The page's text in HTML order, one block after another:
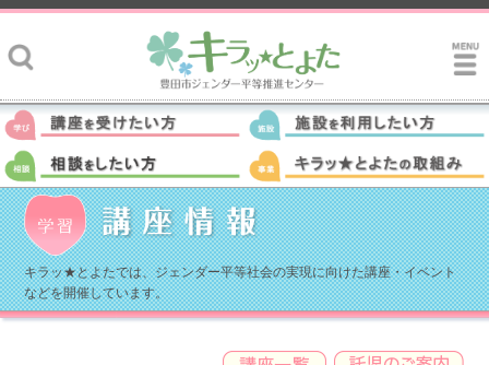
キラッ★とよたでは、ジェンダー平等社会の実現に向けた講座・イベント
などを開催しています。